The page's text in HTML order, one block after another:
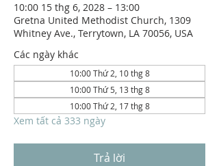
10:00 15 thg 6, 2028 – 13:00
Gretna United Methodist Church, 1309
Whitney Ave., Terrytown, LA 70056, USA
Các ngày khác
10:00 Thứ 2, 10 thg 8
10:00 Thứ 5, 13 thg 8
10:00 Thứ 2, 17 thg 8
Xem tất cả 333 ngày
Trả lời